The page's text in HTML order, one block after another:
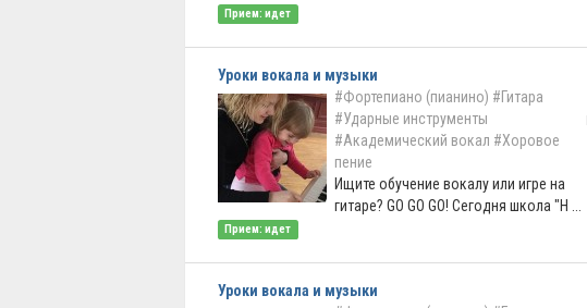
Прием: идет
Уроки вокала и музыки
#Фортепиано (пианино) #Гитара
#Ударные инструменты
#Академический вокал #Хоровое
пение
Ищите обучение вокалу или игре на
гитаре? GO GO GO! Сегодня школа "Н ...
Прием: идет
Уроки вокала и музыки